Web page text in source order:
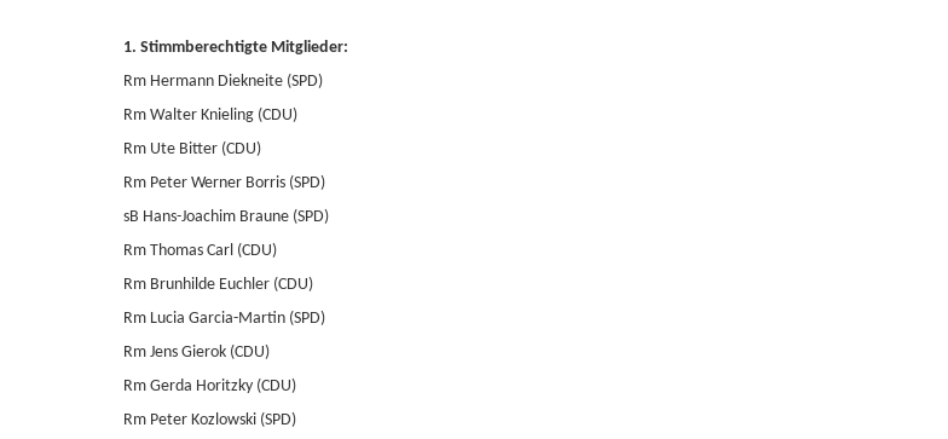
1. Stimmberechtigte Mitglieder:
Rm Hermann Diekneite (SPD)
Rm Walter Knieling (CDU)
Rm Ute Bitter (CDU)
Rm Peter Werner Borris (SPD)
sB Hans-Joachim Braune (SPD)
Rm Thomas Carl (CDU)
Rm Brunhilde Euchler (CDU)
Rm Lucia Garcia-Martin (SPD)
Rm Jens Gierok (CDU)
Rm Gerda Horitzky (CDU)
Rm Peter Kozlowski (SPD)